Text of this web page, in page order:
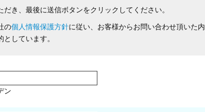
き、最後に送信ボタンをクリックしてください。
の個人情報保護方針に従い、お客様からお問い合わせ頂いた内
しています。
ン